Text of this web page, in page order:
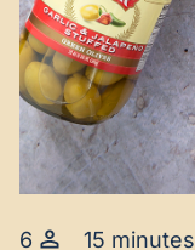
6 15 minutes